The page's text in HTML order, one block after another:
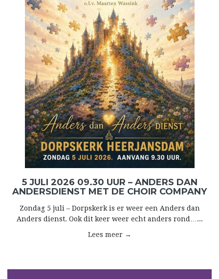
5 JULI 2026 09.30 UUR – ANDERS DAN
ANDERSDIENST MET DE CHOIR COMPANY
Zondag 5 juli – Dorpskerk is er weer een Anders dan
Anders dienst. Ook dit keer weer echt anders rond…...
Lees meer →